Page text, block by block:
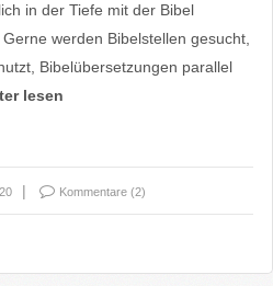
in der Tiefe mit der Bibel
werden Bibelstellen gesucht,
Bibelübersetzungen parallel
lesen
Kommentare (2)